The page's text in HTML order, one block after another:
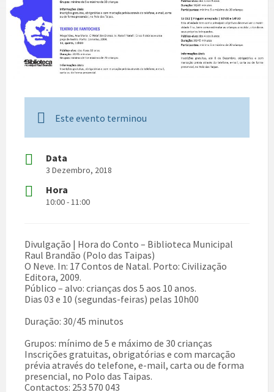
Este evento terminou
Data
3 Dezembro, 2018
Hora
10:00 - 11:00
Divulgação | Hora do Conto – Biblioteca Municipal
Raul Brandão (Polo das Taipas)
O Neve. In: 17 Contos de Natal. Porto: Civilização
Editora, 2009.
Público – alvo: crianças dos 5 aos 10 anos.
Dias 03 e 10 (segundas-feiras) pelas 10h00
Duração: 30/45 minutos
Grupos: mínimo de 5 e máximo de 30 crianças
Inscrições gratuitas, obrigatórias e com marcação
prévia através do telefone, e-mail, carta ou de forma
presencial, no Polo das Taipas.
Contactos: 253 570 043